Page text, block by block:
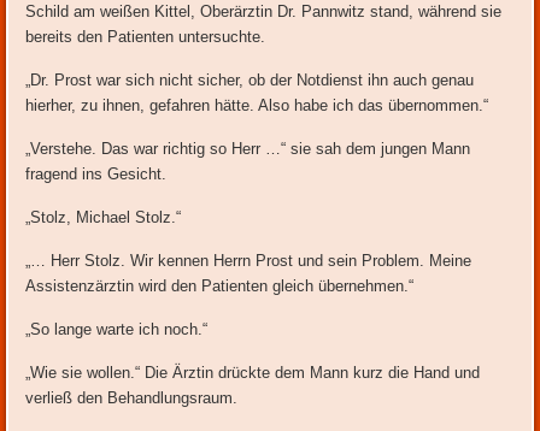
Schild am weißen Kittel, Oberärztin Dr. Pannwitz stand, während sie
bereits den Patienten untersuchte.
„Dr. Prost war sich nicht sicher, ob der Notdienst ihn auch genau
hierher, zu ihnen, gefahren hätte. Also habe ich das übernommen.“
„Verstehe. Das war richtig so Herr …“ sie sah dem jungen Mann
fragend ins Gesicht.
„Stolz, Michael Stolz.“
„… Herr Stolz. Wir kennen Herrn Prost und sein Problem. Meine
Assistenzärztin wird den Patienten gleich übernehmen.“
„So lange warte ich noch.“
„Wie sie wollen.“ Die Ärztin drückte dem Mann kurz die Hand und
verließ den Behandlungsraum.